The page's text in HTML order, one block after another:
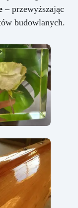
– przewyższając
budowlanych.